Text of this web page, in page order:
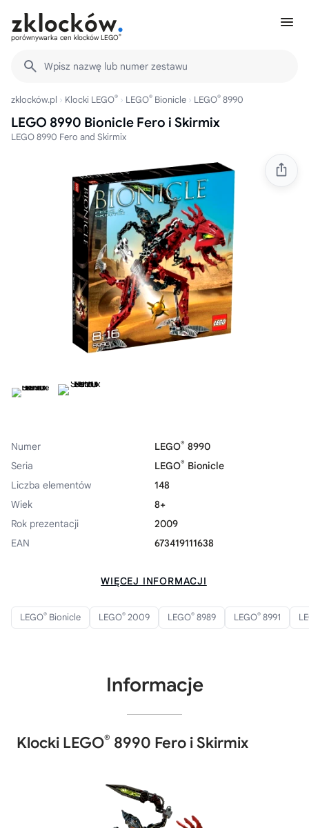
porównywarka cen klocków LEGO®
Wpisz nazwę lub numer zestawu
zklocków.pl Klocki LEGO® LEGO® Bionicle LEGO® 8990
LEGO 8990 Bionicle Fero i Skirmix
LEGO 8990 Fero and Skirmix
Numer LEGO® 8990
Seria
LEGO® Bionicle
Liczba elementów
148
Wiek
8+
Rok prezentacji
2009
EAN
673419111638
WIĘCEJ INFORMACJI
LEGO® Bionicle LEGO® 2009 LEGO® 8989 LEGO® 8991
Informacje
Klocki LEGO® 8990 Fero i Skirmix